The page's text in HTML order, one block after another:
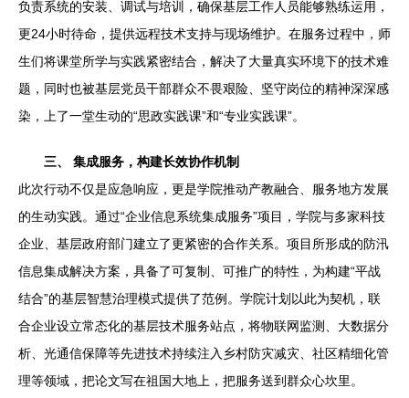
负责系统的安装、调试与培训，确保基层工作人员能够熟练运用，
更24小时待命，提供远程技术支持与现场维护。在服务过程中，师
生们将课堂所学与实践紧密结合，解决了大量真实环境下的技术难
题，同时也被基层党员干部群众不畏艰险、坚守岗位的精神深深感
染，上了一堂生动的“思政实践课”和“专业实践课”。
三、 集成服务，构建长效协作机制
此次行动不仅是应急响应，更是学院推动产教融合、服务地方发展
的生动实践。通过“企业信息系统集成服务”项目，学院与多家科技
企业、基层政府部门建立了更紧密的合作关系。项目所形成的防汛
信息集成解决方案，具备了可复制、可推广的特性，为构建“平战
结合”的基层智慧治理模式提供了范例。学院计划以此为契机，联
合企业设立常态化的基层技术服务站点，将物联网监测、大数据分
析、光通信保障等先进技术持续注入乡村防灾减灾、社区精细化管
理等领域，把论文写在祖国大地上，把服务送到群众心坎里。